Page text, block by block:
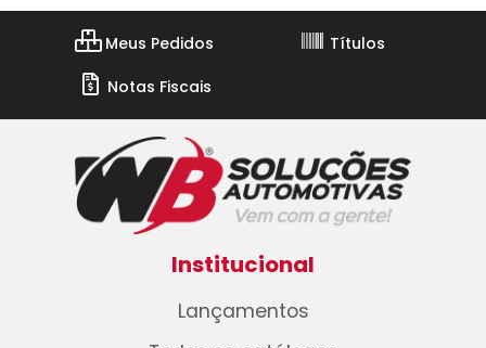
Meus Pedidos
Títulos
Notas Fiscais
Institucional
Lançamentos